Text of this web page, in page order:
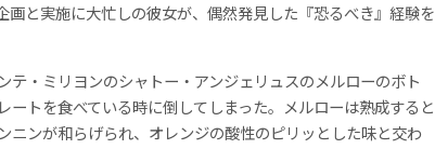
画と実施に大忙しの彼女が、偶然発見した『恐るべき』経験を
テ・ミリヨンのシャトー・アンジェリュスのメルローのボト
ートを食べている時に倒してしまった。メルローは熟成すると
ニンが和らげられ、オレンジの酸性のピリッとした味と交わ